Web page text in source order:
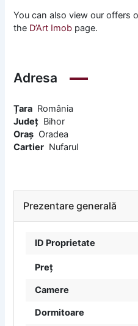
You can also view our offers
the D’Art Imob page.
Adresa
Țara România
Județ Bihor
Oraș Oradea
Cartier Nufarul
Prezentare generală
ID Proprietate
Preț
Camere
Dormitoare